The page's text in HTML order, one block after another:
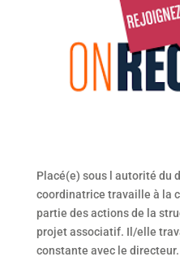
Placé(e) sous l autorité du
coordinatrice travaille à la
partie des actions de la
projet associatif. Il/elle
constante avec le